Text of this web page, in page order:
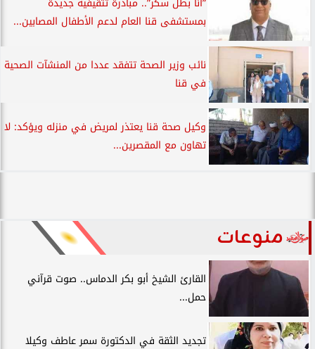
بمستشفى قنا العام لدعم الأطفال المصابين...
نائب وزير الصحة تتفقد عددا من المنشآت الصحية
في قنا
وكيل صحة قنا يعتذر لمريض في منزله ويؤكد: لا
تهاون مع المقصرين...
منوعات
القارئ الشيخ أبو بكر الدماس.. صوت قرآني
حمل...
تجديد الثقة في الدكتورة سمر عاطف وكيلا